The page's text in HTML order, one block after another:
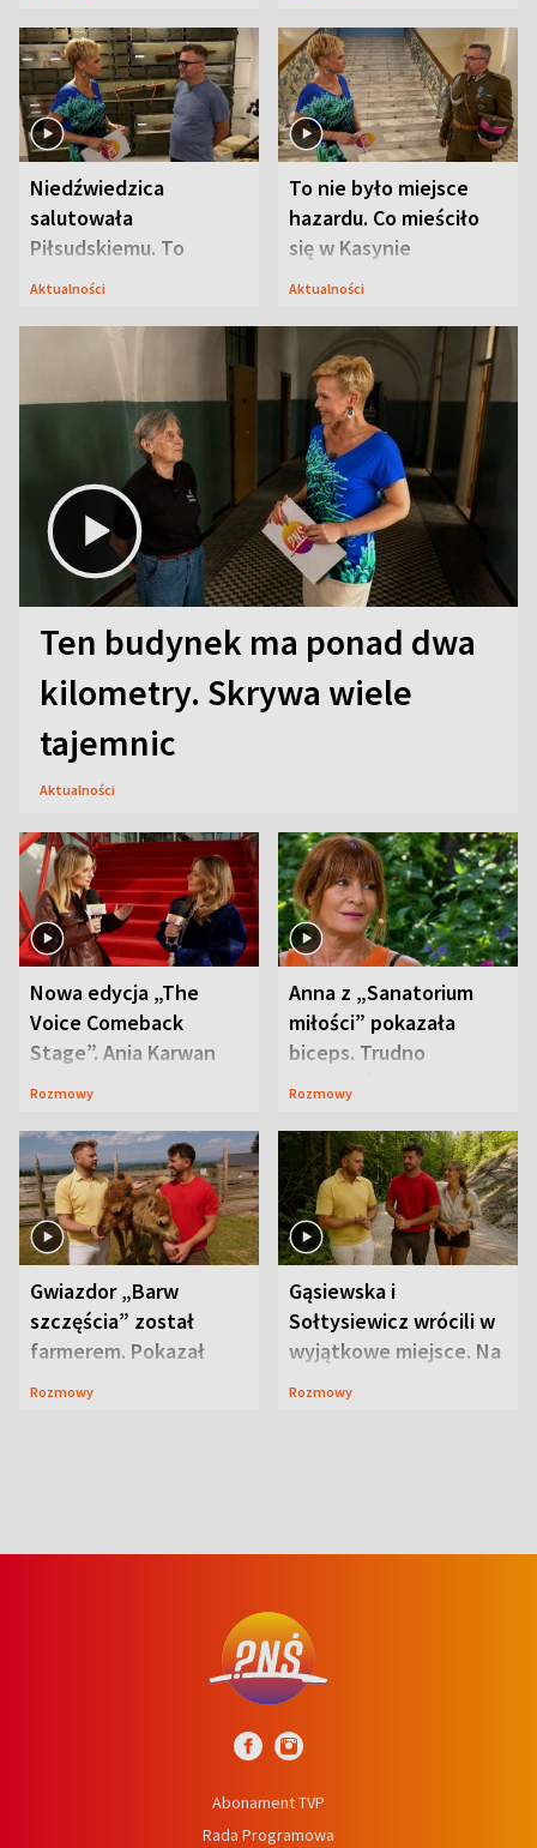
Niedźwiedzica
salutowała
Piłsudskiemu. To
niejedyna tajemnica
Aktualności
To nie było miejsce
hazardu. Co mieściło
się w Kasynie
Oficerskim?
Aktualności
Ten budynek ma ponad dwa
kilometry. Skrywa wiele
tajemnic
Aktualności
Nowa edycja „The
Voice Comeback
Stage”. Ania Karwan
zapowiada
Rozmowy
Anna z „Sanatorium
miłości” pokazała
biceps. Trudno
uwierzyć, co przeszła
Rozmowy
Gwiazdor „Barw
szczęścia” został
farmerem. Pokazał
swoje niezwykłe
Rozmowy
Gąsiewska i
Sołtysiewicz wrócili w
wyjątkowe miejsce. Na
szlaku czekał
Rozmowy
Abonament TVP
Rada Programowa